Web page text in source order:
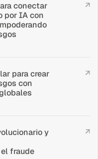
conectar
por IA con
↗
para crear
con
↗
y
fraude
↗